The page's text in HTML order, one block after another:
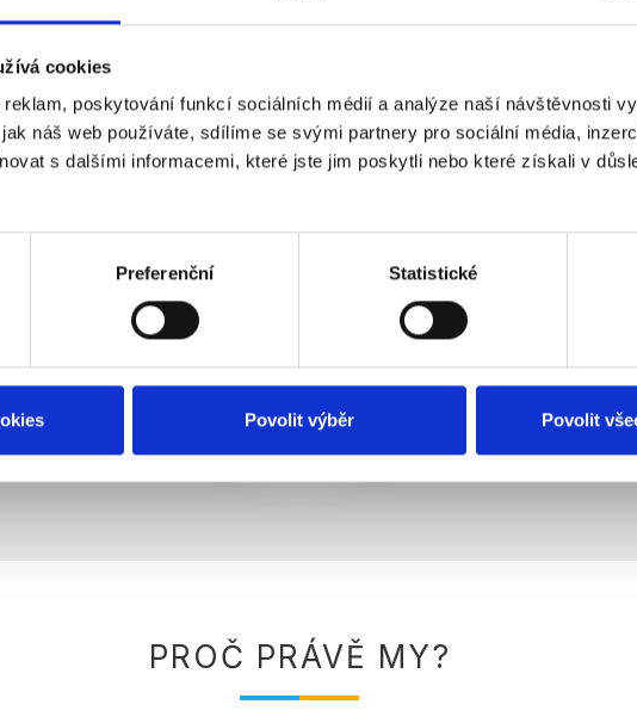
cookies
reklam, poskytování funkcí sociálních médií a analýze naší návštěvnosti
náš web používáte, sdílíme se svými partnery pro sociální média,
s dalšími informacemi, které jste jim poskytli nebo které získali v
Preferenční Statistické
Povolit výběr Povolit
plyne ruku v ruce
pokud jí to umožní
systém.
PROČ PRÁVĚ MY?